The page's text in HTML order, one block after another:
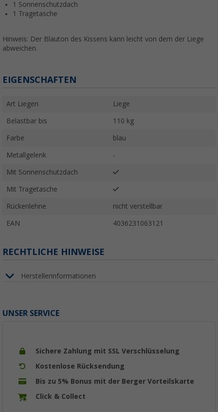
1 Sonnenschutzdach
1 Tragetasche
Hinweis: Der Blauton des Kissens kann leicht von dem der Liege
abweichen.
EIGENSCHAFTEN
Art Liegen Liege
Belastbar bis 110 kg
Farbe blau
Metallgelenk -
Mit Sonnenschutzdach
Mit Tragetasche
Rückenlehne nicht verstellbar
EAN 4036231063121
RECHTLICHE HINWEISE
Herstellerinformationen
UNSER SERVICE
Sichere Zahlung mit SSL Verschlüsselung
Kostenlose Rücksendung
Bis zu 5% Bonus mit der Berger Vorteilskarte
Click & Collect